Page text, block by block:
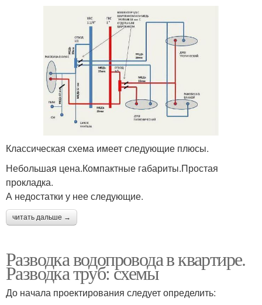
Классическая схема имеет следующие плюсы.
Небольшая цена.Компактные габариты.Простая
прокладка.
А недостатки у нее следующие.
читать дальше →
Разводка водопровода в квартире.
Разводка труб: схемы
До начала проектирования следует определить: